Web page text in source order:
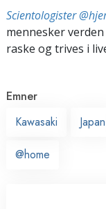
Scientologister
mennesker
raske og trives i
Emner
Kawasaki
Japan
@home